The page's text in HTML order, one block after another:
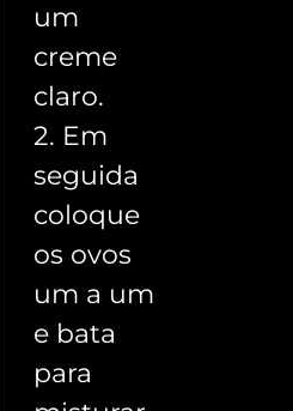
um
creme
claro.
2. Em
seguida
coloque
os ovos
um a um
e bata
para